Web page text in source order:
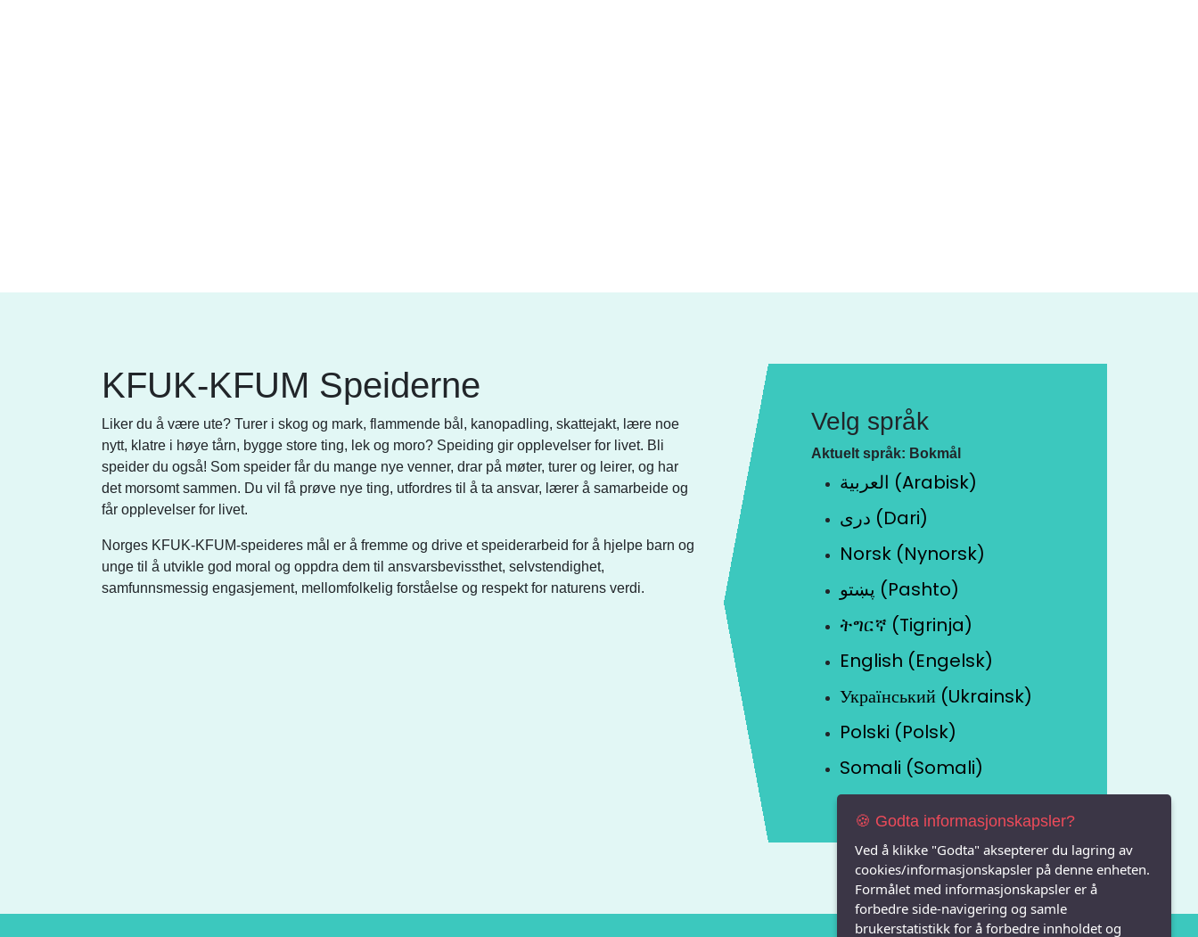
KFUK-KFUM Speiderne
Liker du å være ute? Turer i skog og mark, flammende bål, kanopadling, skattejakt, lære noe
nytt, klatre i høye tårn, bygge store ting, lek og moro? Speiding gir opplevelser for livet. Bli
speider du også! Som speider får du mange nye venner, drar på møter, turer og leirer, og har
det morsomt sammen. Du vil få prøve nye ting, utfordres til å ta ansvar, lærer å samarbeide og
får opplevelser for livet.
Norges KFUK-KFUM-speideres mål er å fremme og drive et speiderarbeid for å hjelpe barn og
unge til å utvikle god moral og oppdra dem til ansvarsbevissthet, selvstendighet,
samfunnsmessig engasjement, mellomfolkelig forståelse og respekt for naturens verdi.
Velg språk
Aktuelt språk: Bokmål
العربية (Arabisk)
دری (Dari)
Norsk (Nynorsk)
پښتو (Pashto)
ትግርኛ (Tigrinja)
English (Engelsk)
Український (Ukrainsk)
Polski (Polsk)
Somali (Somali)
🍪 Godta informasjonskapsler?
Ved å klikke "Godta" aksepterer du lagring av
cookies/informasjonskapsler på denne enheten.
Formålet med informasjonskapsler er å
forbedre side-navigering og samle
brukerstatistikk for å forbedre innholdet og